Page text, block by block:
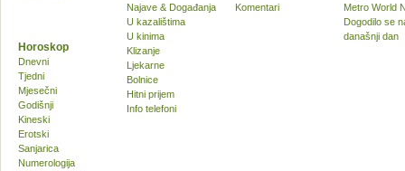
Najave & Događanja
U kazalištima
U kinima
Klizanje
Ljekarne
Bolnice
Hitni prijem
Info telefoni
Komentari
Metro World
Dogodilo se
današnji dan
Horoskop
Dnevni
Tjedni
Mjesečni
Godišnji
Kineski
Erotski
Sanjarica
Numerologija